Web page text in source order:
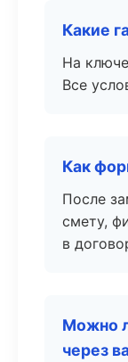
Какие
На
Все
Как
После
смету,
в
Можно
через